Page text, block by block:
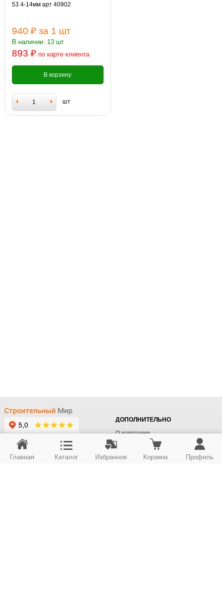
53 4-14мм арт 40902
940 ₽ за 1 шт
В наличии: 13 шт
893 ₽ по карте клиента
В корзину
шт
+7 (495) 414-22-76
ДОПОЛНИТЕЛЬНО
О компании
Доставка
Оплата
Главная Каталог Избранное Корзина Профиль